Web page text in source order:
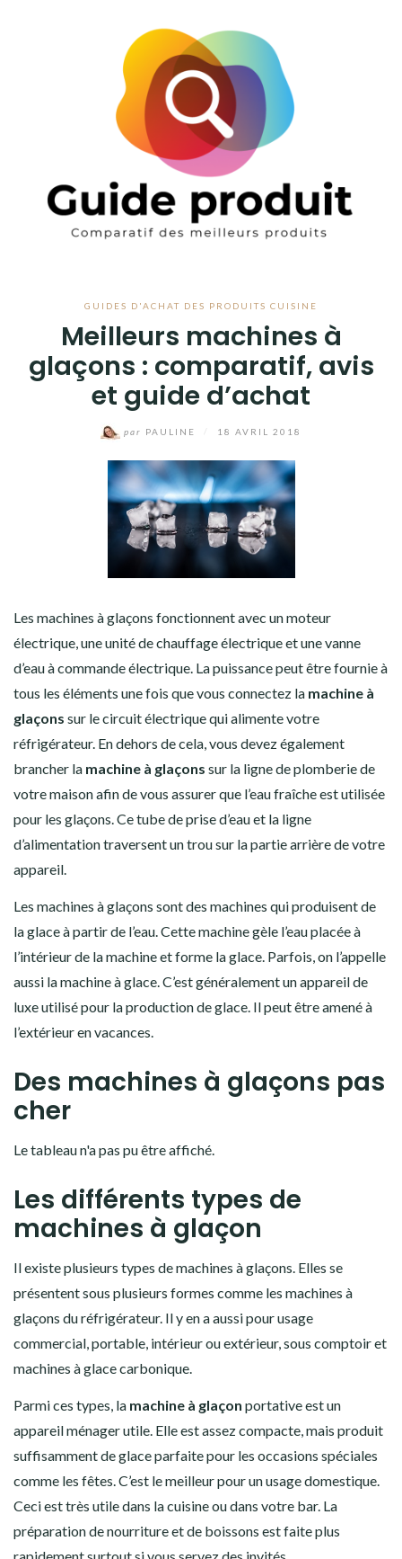
GUIDES D'ACHAT DES PRODUITS CUISINE
Meilleurs machines à
glaçons : comparatif, avis
et guide d’achat
par PAULINE 18 AVRIL 2018
Les machines à glaçons fonctionnent avec un moteur
électrique, une unité de chauffage électrique et une vanne
d’eau à commande électrique. La puissance peut être fournie à
tous les éléments une fois que vous connectez la machine à
glaçons sur le circuit électrique qui alimente votre
réfrigérateur. En dehors de cela, vous devez également
brancher la machine à glaçons sur la ligne de plomberie de
votre maison afin de vous assurer que l’eau fraîche est utilisée
pour les glaçons. Ce tube de prise d’eau et la ligne
d’alimentation traversent un trou sur la partie arrière de votre
appareil.
Les machines à glaçons sont des machines qui produisent de
la glace à partir de l’eau. Cette machine gèle l’eau placée à
l’intérieur de la machine et forme la glace. Parfois, on l’appelle
aussi la machine à glace. C’est généralement un appareil de
luxe utilisé pour la production de glace. Il peut être amené à
l’extérieur en vacances.
Des machines à glaçons pas
cher
Le tableau n'a pas pu être affiché.
Les différents types de
machines à glaçon
Il existe plusieurs types de machines à glaçons. Elles se
présentent sous plusieurs formes comme les machines à
glaçons du réfrigérateur. Il y en a aussi pour usage
commercial, portable, intérieur ou extérieur, sous comptoir et
machines à glace carbonique.
Parmi ces types, la machine à glaçon portative est un
appareil ménager utile. Elle est assez compacte, mais produit
suffisamment de glace parfaite pour les occasions spéciales
comme les fêtes. C’est le meilleur pour un usage domestique.
Ceci est très utile dans la cuisine ou dans votre bar. La
préparation de nourriture et de boissons est faite plus
BUREAUTIQUE
JEUX & JOUETS
LIVRES & MUSIQUE
SPORT & LOISIRS
VOITURES & 2 ROUES
VOYAGE
IDÉES CADEAUX